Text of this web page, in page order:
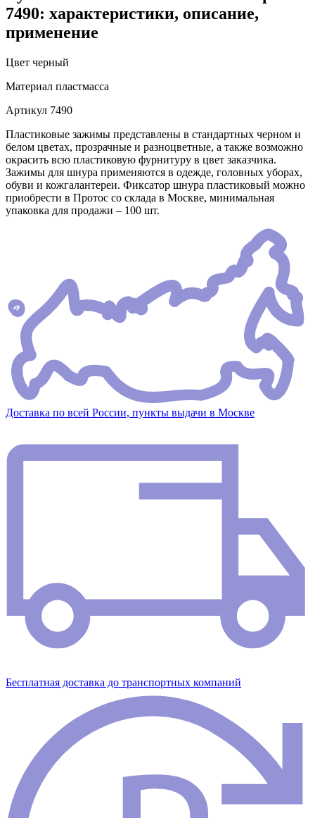
7490: характеристики, описание,
применение
Цвет черный
Материал пластмасса
Артикул 7490
Пластиковые зажимы представлены в стандартных черном и
белом цветах, прозрачные и разноцветные, а также возможно
окрасить всю пластиковую фурнитуру в цвет заказчика.
Зажимы для шнура применяются в одежде, головных уборах,
обуви и кожгалантереи. Фиксатор шнура пластиковый можно
приобрести в Протос со склада в Москве, минимальная
упаковка для продажи – 100 шт.
Доставка по всей России, пункты выдачи в Москве
Бесплатная доставка до транспортных компаний